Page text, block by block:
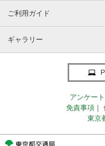
ご利用ガイド
ギャラリー
アンケート
免責事項 ｜
東京